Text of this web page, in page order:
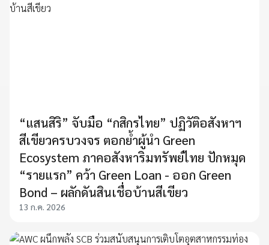
“แสนสิริ” จับมือ “กสิกรไทย” ปฏิวัติอสังหาฯ
สีเขียวครบวงจร ตอกย้ำผู้นำ Green
Ecosystem ภาคอสังหาริมทรัพย์ไทย ปักหมุด
“รายแรก” คว้า Green Loan - ออก Green
Bond – ผลักดันสินเชื่อบ้านสีเขียว
13 ก.ค. 2026